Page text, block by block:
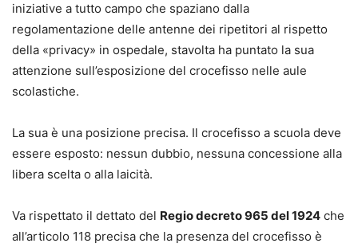
iniziative a tutto campo che spaziano dalla
regolamentazione delle antenne dei ripetitori al rispetto
della «privacy» in ospedale, stavolta ha puntato la sua
attenzione sull’esposizione del crocefisso nelle aule
scolastiche.
La sua è una posizione precisa. Il crocefisso a scuola deve
essere esposto: nessun dubbio, nessuna concessione alla
libera scelta o alla laicità.
Va rispettato il dettato del Regio decreto 965 del 1924 che
all’articolo 118 precisa che la presenza del crocefisso è